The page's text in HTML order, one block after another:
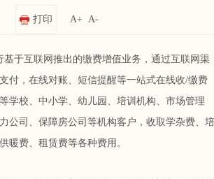
打印 A+ A-
于互联网推出的缴费增值业务，通过互联网渠
付，在线对账、短信提醒等一站式在线收/缴费
学校、中小学、幼儿园、培训机构、市场管理
公司、保障房公司等机构客户，收取学杂费、培
暖费、租赁费等各种费用。